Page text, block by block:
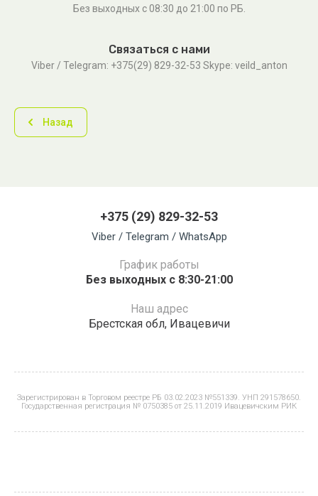
Без выходных c 08:30 до 21:00 по РБ.
Связаться с нами
Viber / Telegram: +375(29) 829-32-53 Skype: veild_anton
Назад
+375 (29) 829-32-53
Viber / Telegram / WhatsApp
График работы
Без выходных с 8:30-21:00
Наш адрес
Брестская обл, Ивацевичи
Зарегистрирован в Торговом реестре РБ 03.02.2023 №551339. УНП 291578650.
Государственная регистрация № 0750385 от 25.11.2019 Ивацевичским РИК